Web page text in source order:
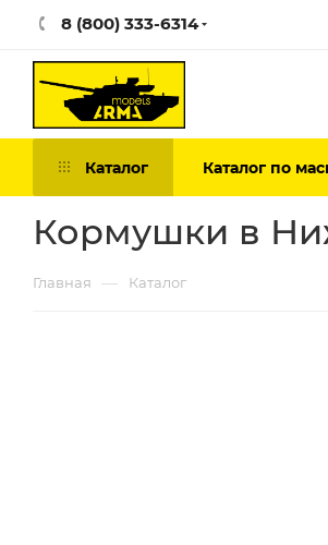
8 (800) 333-6314
Каталог Каталог по
Кормушки в
Главная — Каталог